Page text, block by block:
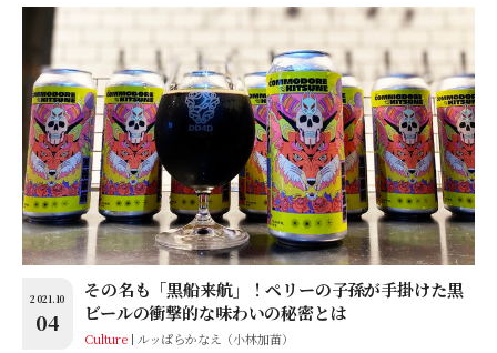
2021.10
04
その名も「黒船来航」！ペリーの子孫が手掛けた黒
ビールの衝撃的な味わいの秘密とは
Culture ルッぱらかなえ（小林加苗）